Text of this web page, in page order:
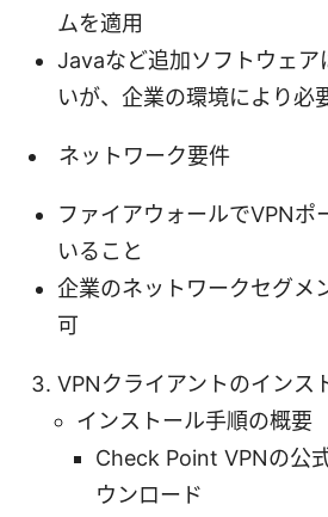
ムを適用
Javaなど追加ソフトウェア
いが、企業の環境により必
ネットワーク要件
ファイアウォールでVPNポ
いること
企業のネットワークセグメ
可
VPNクライアントのインス
インストール手順の概要
Check Point VPNの公
ウンロード